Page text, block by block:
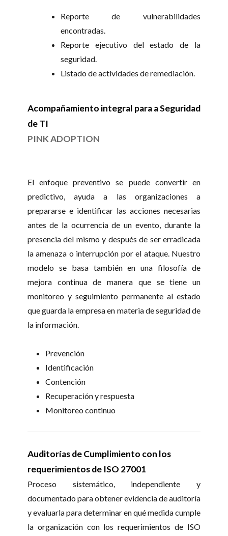
Reporte de vulnerabilidades
encontradas.
Reporte ejecutivo del estado de la
seguridad.
Listado de actividades de remediación.
Acompañamiento integral para a Seguridad
de TI
PINK ADOPTION
El enfoque preventivo se puede convertir en
predictivo, ayuda a las organizaciones a
prepararse e identificar las acciones necesarias
antes de la ocurrencia de un evento, durante la
presencia del mismo y después de ser erradicada
la amenaza o interrupción por el ataque. Nuestro
modelo se basa también en una filosofía de
mejora continua de manera que se tiene un
monitoreo y seguimiento permanente al estado
que guarda la empresa en materia de seguridad de
la información.
Prevención
Identificación
Contención
Recuperación y respuesta
Monitoreo continuo
Auditorías de Cumplimiento con los
requerimientos de ISO 27001
Proceso sistemático, independiente y
documentado para obtener evidencia de auditoría
y evaluarla para determinar en qué medida cumple
la organización con los requerimientos de ISO